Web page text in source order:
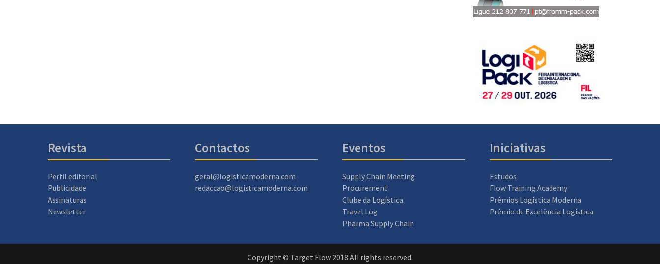
Revista
Perfil editorial
Publicidade
Assinaturas
Newsletter
Contactos
geral@logisticamoderna.com
redaccao@logisticamoderna.com
Eventos
Supply Chain Meeting
Procurement
Clube da Logística
Travel Log
Pharma Supply Chain
Iniciativas
Estudos
Flow Training Academy
Prémios Logística Moderna
Prémio de Excelência Logística
Copyright © Target Flow 2018 All rights reserved.